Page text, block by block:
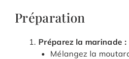
Préparation
Préparez la marinade :
Mélangez la